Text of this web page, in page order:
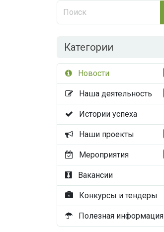
Категории
Новости
Наша деятельность
Истории успеха
Наши проекты
Мероприятия
Вакансии
Конкурсы и тендеры
Полезная информация